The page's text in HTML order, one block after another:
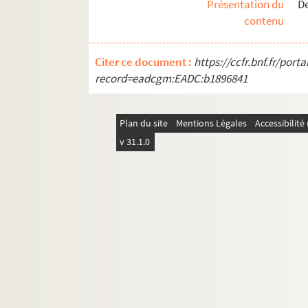
Ms 40. Boîte 40 : Exercices de 1869 à 1870
Ms 43. Boîte 43 : Exercices de 1872 à 1873
Ms 44. Boîte 44 : Exercices de 1873 à 1874
Ms 45. Boîte 45 : Exercices de 1874 à 1875
Ms 46. Boîte 46 : Exercices de 1875 à 1876
Présentation du
contenu
Citer ce document : https://ccfr.bnf.fr/
record=eadcgm:EADC:b1896841
Plan du site Mentions Légales
v 31.1.0